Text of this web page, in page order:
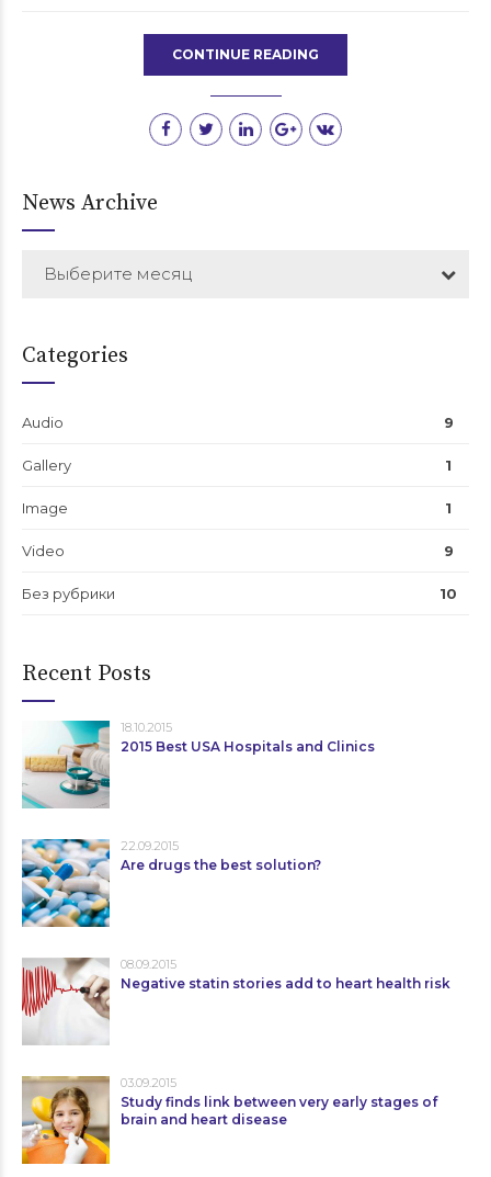
CONTINUE READING
News Archive
Выберите месяц
Categories
Audio 9
Gallery 1
Image 1
Video 9
Без рубрики 10
Recent Posts
18.10.2015
2015 Best USA Hospitals and Clinics
22.09.2015
Are drugs the best solution?
08.09.2015
Negative statin stories add to heart health risk
03.09.2015
Study finds link between very early stages of
brain and heart disease